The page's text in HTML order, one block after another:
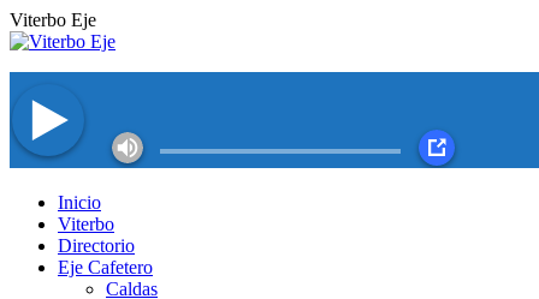
Saltar
al
Viterbo Eje
Facebook
page
opens
Twitter
page
opens
Instagram
page
opens
YouTube
page
opens
Inicio
Viterbo
Directorio
Eje Cafetero
Caldas